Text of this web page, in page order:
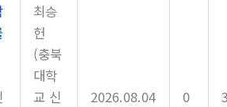
최승
헌
(충북
대학
교 신
2026.08.04 0